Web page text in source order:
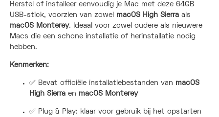
Herstel of installeer eenvoudig je Mac met deze 64GB
USB-stick, voorzien van zowel macOS High Sierra als
macOS Monterey. Ideaal voor zowel oudere als nieuwere
Macs die een schone installatie of herinstallatie nodig
hebben.
Kenmerken:
✅ Bevat officiële installatiebestanden van macOS
High Sierra en macOS Monterey
✅ Plug & Play: klaar voor gebruik bij het opstarten